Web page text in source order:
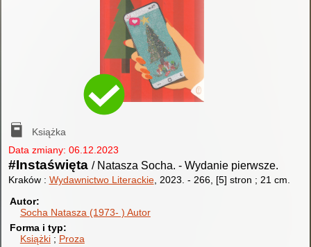
Książka
Data zmiany: 06.12.2023
#Instaświęta / Natasza Socha. - Wydanie pierwsze.
Kraków : Wydawnictwo Literackie, 2023. - 266, [5] stron ; 21 cm.
Autor
Socha Natasza (1973- ) Autor
Forma i typ
Książki
Proza